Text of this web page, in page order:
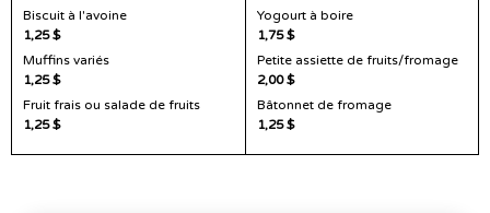
Biscuit à l'avoine
1,25 $
Muffins variés
1,25 $
Fruit frais ou salade de fruits
1,25 $
Yogourt à boire
1,75 $
Petite assiette de fruits/fromage
2,00 $
Bâtonnet de fromage
1,25 $